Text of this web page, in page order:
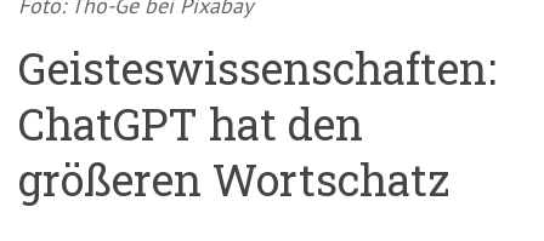
Foto: Tho-Ge bei Pixabay
Geisteswissenschaften:
ChatGPT hat den
größeren Wortschatz